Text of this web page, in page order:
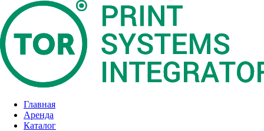
Главная
Аренда
Каталог